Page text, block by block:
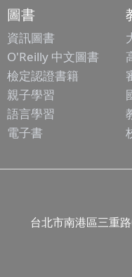
圖書
資訊圖書
O'Reilly 中文圖書
檢定認證書籍
親子學習
語言學習
電子書
台北市南港區三重